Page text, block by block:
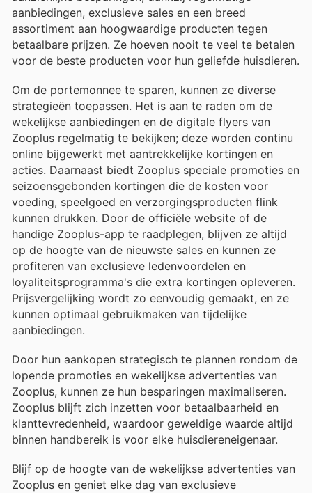
aanbiedingen, exclusieve sales en een breed
assortiment aan hoogwaardige producten tegen
betaalbare prijzen. Ze hoeven nooit te veel te betalen
voor de beste producten voor hun geliefde huisdieren.
Om de portemonnee te sparen, kunnen ze diverse
strategieën toepassen. Het is aan te raden om de
wekelijkse aanbiedingen en de digitale flyers van
Zooplus regelmatig te bekijken; deze worden continu
online bijgewerkt met aantrekkelijke kortingen en
acties. Daarnaast biedt Zooplus speciale promoties en
seizoensgebonden kortingen die de kosten voor
voeding, speelgoed en verzorgingsproducten flink
kunnen drukken. Door de officiële website of de
handige Zooplus-app te raadplegen, blijven ze altijd
op de hoogte van de nieuwste sales en kunnen ze
profiteren van exclusieve ledenvoordelen en
loyaliteitsprogramma's die extra kortingen opleveren.
Prijsvergelijking wordt zo eenvoudig gemaakt, en ze
kunnen optimaal gebruikmaken van tijdelijke
aanbiedingen.
Door hun aankopen strategisch te plannen rondom de
lopende promoties en wekelijkse advertenties van
Zooplus, kunnen ze hun besparingen maximaliseren.
Zooplus blijft zich inzetten voor betaalbaarheid en
klanttevredenheid, waardoor geweldige waarde altijd
binnen handbereik is voor elke huisdiereneigenaar.
Blijf op de hoogte van de wekelijkse advertenties van
Zooplus en geniet elke dag van exclusieve